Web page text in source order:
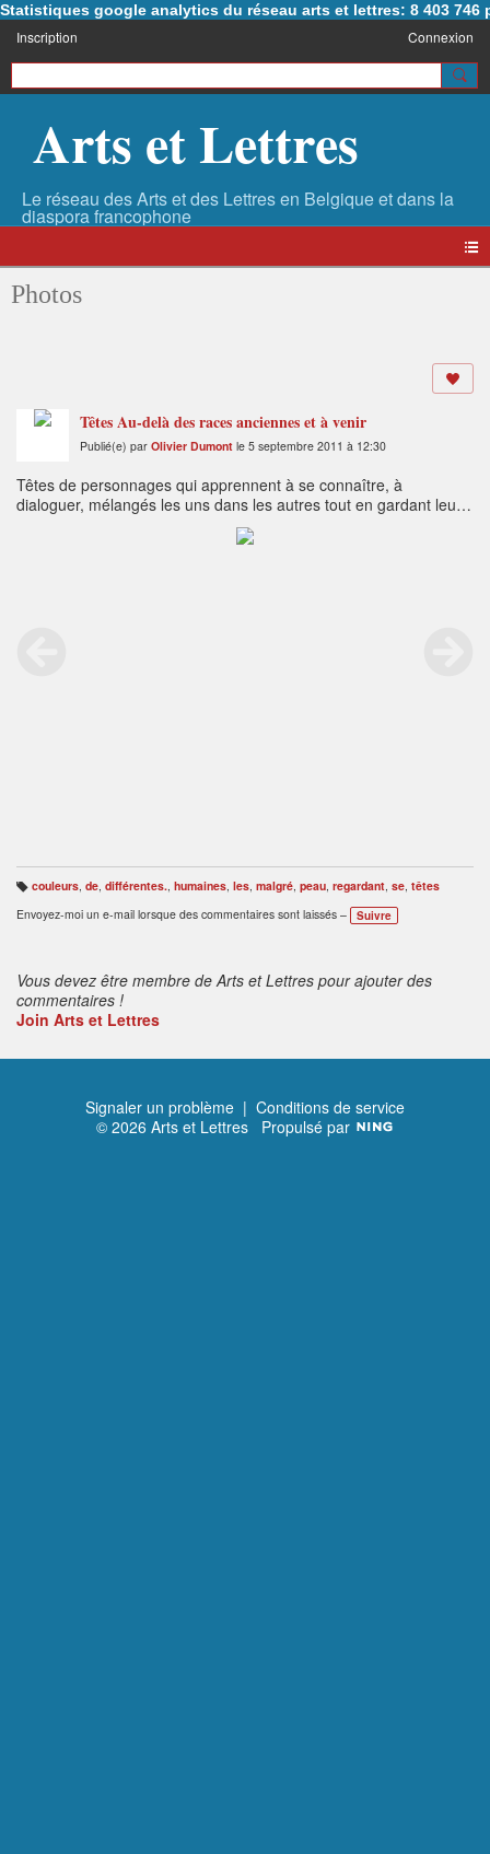
Statistiques google analytics du réseau arts et lettres: 8 403 746
Inscription Connexion
Arts et Lettres
Photos
Têtes Au-delà des races anciennes et à venir
Publié(e) par Olivier Dumont le 5 septembre 2011 à 12:30
Têtes de personnages qui apprennent à se connaître, à
dialoguer, mélangés les uns dans les autres tout en gardant leur
spécificité. Les couleurs permettent de suivre ces échanges.
B
ali
s
couleurs, de, différentes., humaines, les, malgré, peau, regardant, se, têtes
Envoyez-moi un e-mail lorsque des commentaires sont laissés –
Suivre
Vous devez être membre de Arts et Lettres pour ajouter des
commentaires !
Join Arts et Lettres
Signaler un problème | Conditions de service
© 2026 Arts et Lettres Propulsé par